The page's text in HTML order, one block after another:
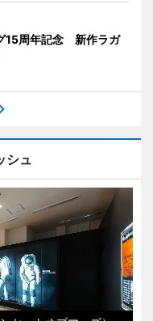
15周年記念 新作ラガ
シュ